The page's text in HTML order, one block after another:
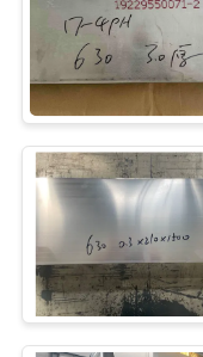
कारखाना
भ्रमण
गुणवत्ता
नियंत्रण
संपर्क
करें